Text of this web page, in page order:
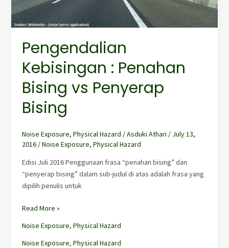
Pengendalian
Kebisingan : Penahan
Bising vs Penyerap
Bising
Noise Exposure, Physical Hazard /Asduki Athari / July 13,
2016 /Noise Exposure, Physical Hazard
Edisi Juli 2016 Penggunaan frasa “penahan bising” dan
“penyerap bising” dalam sub-judul di atas adalah frasa yang
dipilih penulis untuk
Read More »
Noise Exposure, Physical Hazard
Noise Exposure, Physical Hazard